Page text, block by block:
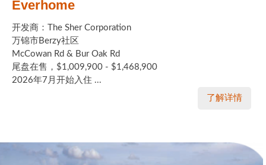
Everhome
开发商：The Sher Corporation
万锦市Berzy社区
McCowan Rd & Bur Oak Rd
尾盘在售，$1,009,900 - $1,468,900
2026年7月开始入住 ...
了解详情